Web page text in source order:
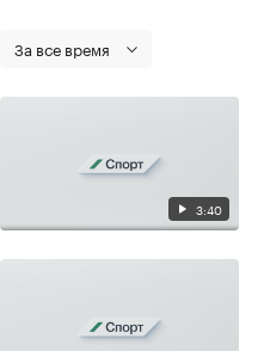
За все время
3:40